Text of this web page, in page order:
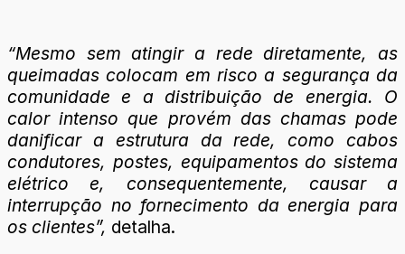
“Mesmo sem atingir a rede diretamente, as
queimadas colocam em risco a segurança da
comunidade e a distribuição de energia. O
calor intenso que provém das chamas pode
danificar a estrutura da rede, como cabos
condutores, postes, equipamentos do sistema
elétrico e, consequentemente, causar a
interrupção no fornecimento da energia para
os clientes”, detalha.